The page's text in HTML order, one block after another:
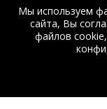
© Интернет
Акции
Мы используем
сайта, Вы
файлов